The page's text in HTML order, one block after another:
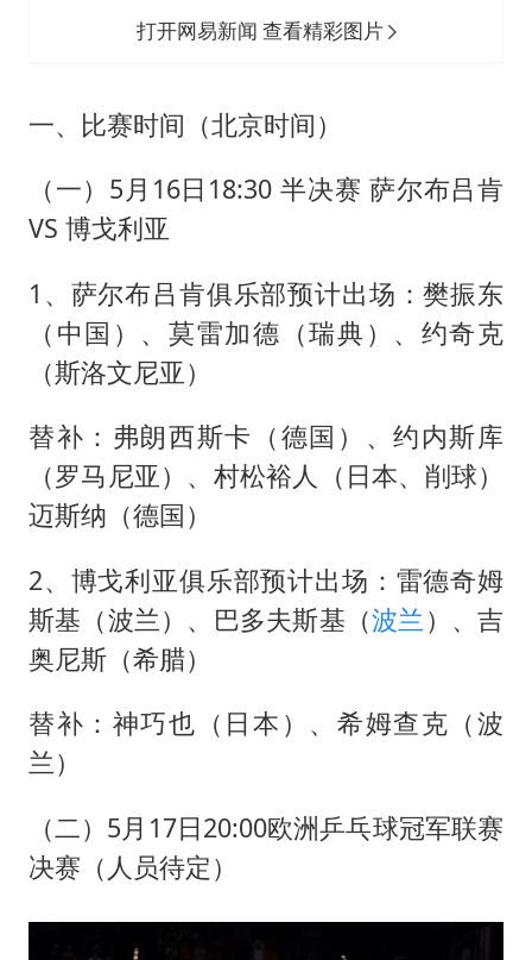
打开网易新闻 查看精彩图片
一、比赛时间（北京时间）
（一）5月16日18:30 半决赛 萨尔布吕肯
VS 博戈利亚
1、萨尔布吕肯俱乐部预计出场：樊振东
（中国）、莫雷加德（瑞典）、约奇克
（斯洛文尼亚）
替补：弗朗西斯卡（德国）、约内斯库
（罗马尼亚）、村松裕人（日本、削球）
迈斯纳（德国）
2、博戈利亚俱乐部预计出场：雷德奇姆
斯基（波兰）、巴多夫斯基（波兰 ）、吉
奥尼斯（希腊）
替补：神巧也（日本）、希姆查克（波
兰）
（二）5月17日20:00欧洲乒乓球冠军联赛
决赛（人员待定）